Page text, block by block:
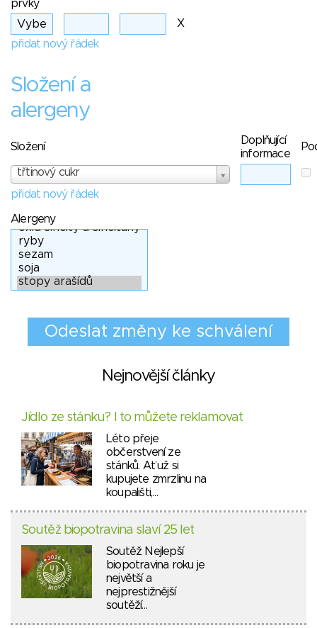
prvky
X
přidat nový řádek
Složení a
alergeny
Složení
Doplňující
informace
třtinový cukr
přidat nový řádek
Alergeny
Nejnovější články
Jídlo ze stánku? I to můžete reklamovat
Léto přeje
občerstvení ze
stánků. Ať už si
kupujete zmrzlinu na
koupališti,…
Soutěž biopotravina slaví 25 let
Soutěž Nejlepší
biopotravina roku je
největší a
nejprestižnější
soutěží…